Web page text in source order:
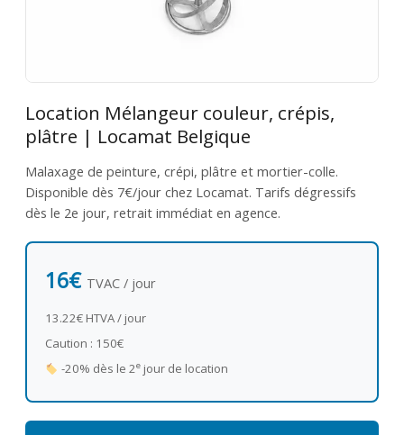
Location Mélangeur couleur, crépis,
plâtre | Locamat Belgique
Malaxage de peinture, crépi, plâtre et mortier-colle.
Disponible dès 7€/jour chez Locamat. Tarifs dégressifs
dès le 2e jour, retrait immédiat en agence.
16€ TVAC / jour
13.22€ HTVA / jour
Caution : 150€
-20% dès le 2ejour de location